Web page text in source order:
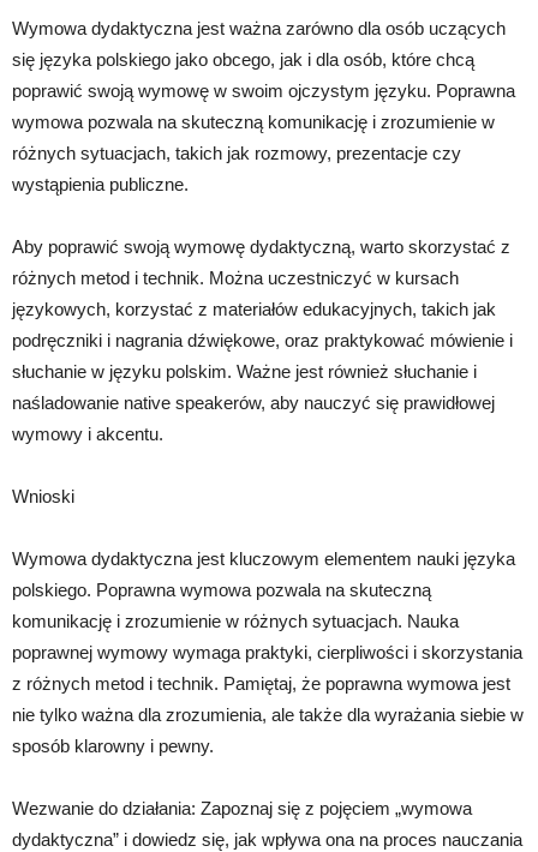
Wymowa dydaktyczna jest ważna zarówno dla osób uczących
się języka polskiego jako obcego, jak i dla osób, które chcą
poprawić swoją wymowę w swoim ojczystym języku. Poprawna
wymowa pozwala na skuteczną komunikację i zrozumienie w
różnych sytuacjach, takich jak rozmowy, prezentacje czy
wystąpienia publiczne.
Aby poprawić swoją wymowę dydaktyczną, warto skorzystać z
różnych metod i technik. Można uczestniczyć w kursach
językowych, korzystać z materiałów edukacyjnych, takich jak
podręczniki i nagrania dźwiękowe, oraz praktykować mówienie i
słuchanie w języku polskim. Ważne jest również słuchanie i
naśladowanie native speakerów, aby nauczyć się prawidłowej
wymowy i akcentu.
Wnioski
Wymowa dydaktyczna jest kluczowym elementem nauki języka
polskiego. Poprawna wymowa pozwala na skuteczną
komunikację i zrozumienie w różnych sytuacjach. Nauka
poprawnej wymowy wymaga praktyki, cierpliwości i skorzystania
z różnych metod i technik. Pamiętaj, że poprawna wymowa jest
nie tylko ważna dla zrozumienia, ale także dla wyrażania siebie w
sposób klarowny i pewny.
Wezwanie do działania: Zapoznaj się z pojęciem „wymowa
dydaktyczna” i dowiedz się, jak wpływa ona na proces nauczania